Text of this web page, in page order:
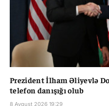
Prezident İlham Əliyevlə
telefon danışığı olub
8 Avqust 2026 19:29